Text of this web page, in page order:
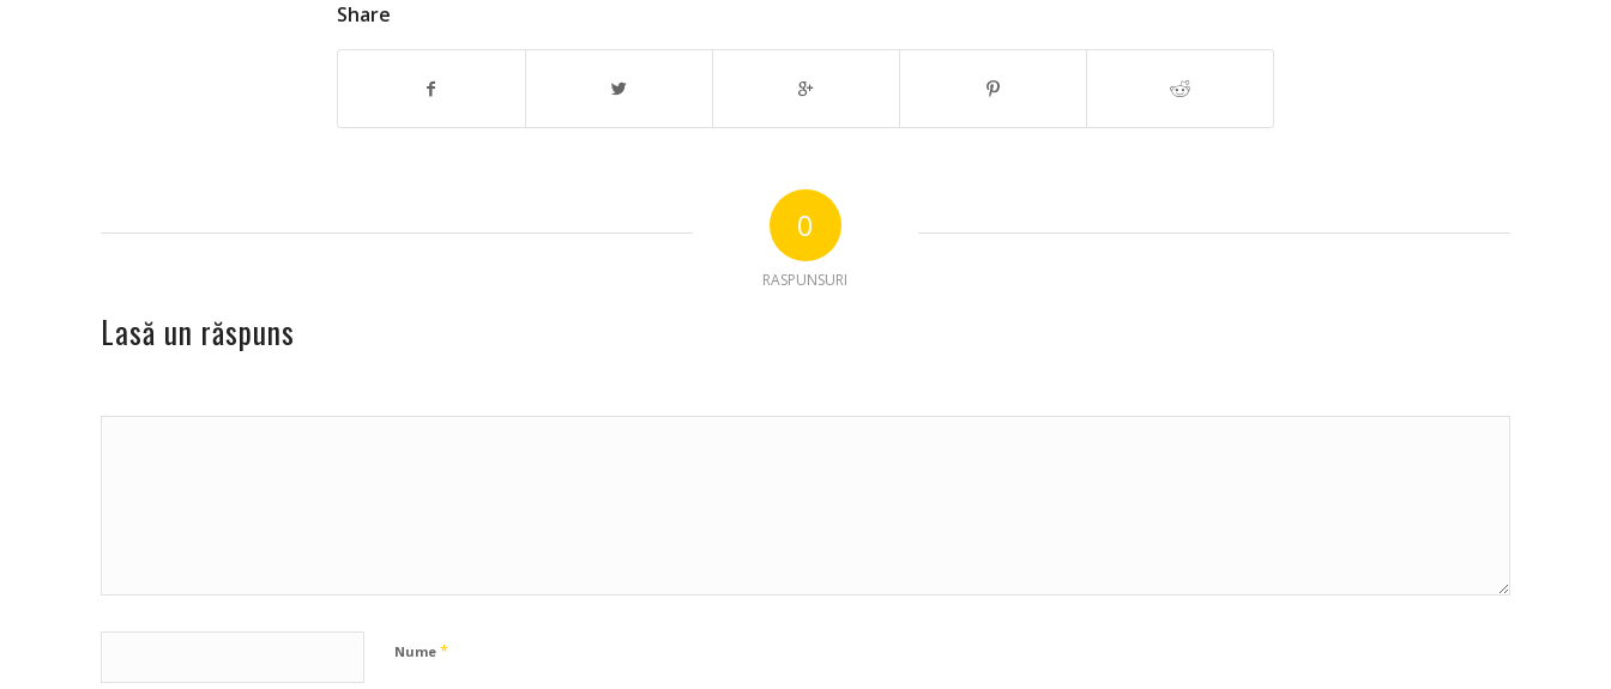
Share
0
RASPUNSURI
Lasă un răspuns
Nume *